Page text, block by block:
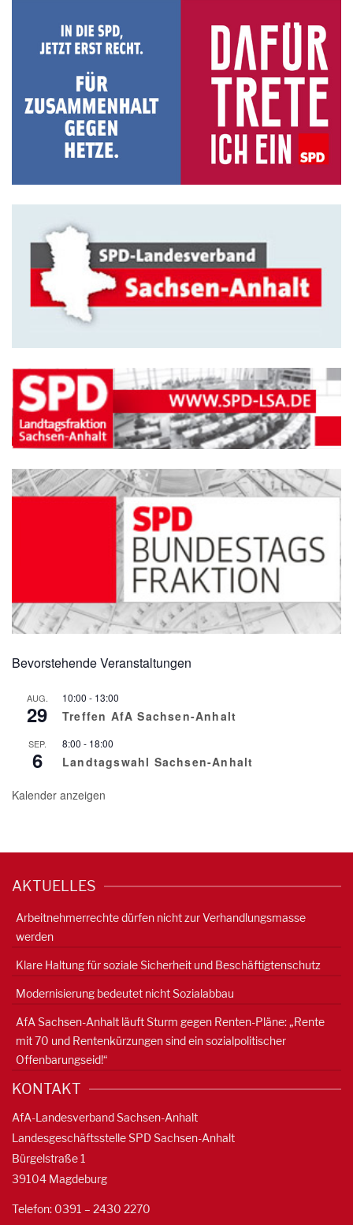
Bevorstehende Veranstaltungen
AUG.
29
10:00 - 13:00
Treffen AfA Sachsen-Anhalt
SEP.
6
8:00 - 18:00
Landtagswahl Sachsen-Anhalt
Kalender anzeigen
AKTUELLES
Arbeitnehmerrechte dürfen nicht zur Verhandlungsmasse
werden
Klare Haltung für soziale Sicherheit und Beschäftigtenschutz
Modernisierung bedeutet nicht Sozialabbau
AfA Sachsen-Anhalt läuft Sturm gegen Renten-Pläne: „Rente
mit 70 und Rentenkürzungen sind ein sozialpolitischer
Offenbarungseid!“
KONTAKT
AfA-Landesverband Sachsen-Anhalt
Landesgeschäftsstelle SPD Sachsen-Anhalt
Bürgelstraße 1
39104 Magdeburg
Telefon: 0391 – 2430 2270